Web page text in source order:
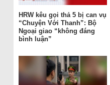
HRW kêu gọi thả 5 bị can vụ
“Chuyện Với Thanh”: Bộ
Ngoại giao “không đáng
bình luận”